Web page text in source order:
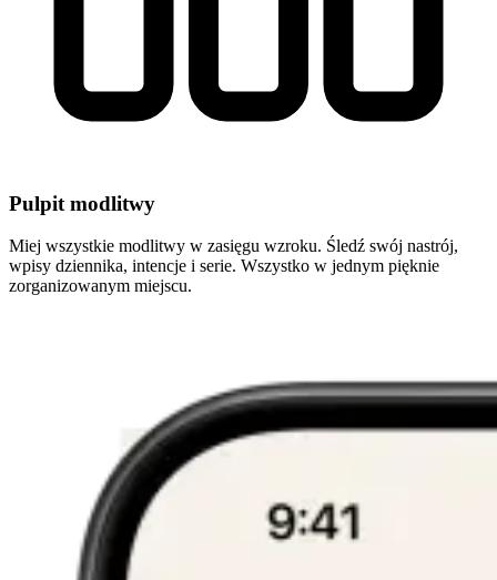
Pulpit modlitwy
Miej wszystkie modlitwy w zasięgu wzroku. Śledź swój nastrój,
wpisy dziennika, intencje i serie. Wszystko w jednym pięknie
zorganizowanym miejscu.